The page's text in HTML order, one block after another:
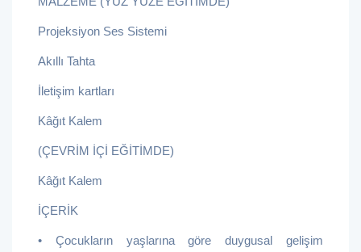
Projeksiyon Ses Sistemi
Akıllı Tahta
İletişim kartları
Kâğıt Kalem
(ÇEVRİM İÇİ EĞİTİMDE)
Kâğıt Kalem
İÇERİK
• Çocukların yaşlarına göre duygusal gelişim